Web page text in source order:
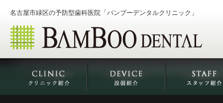
名古屋市緑区の予防型歯科医院「バンブーデンタルクリニック」